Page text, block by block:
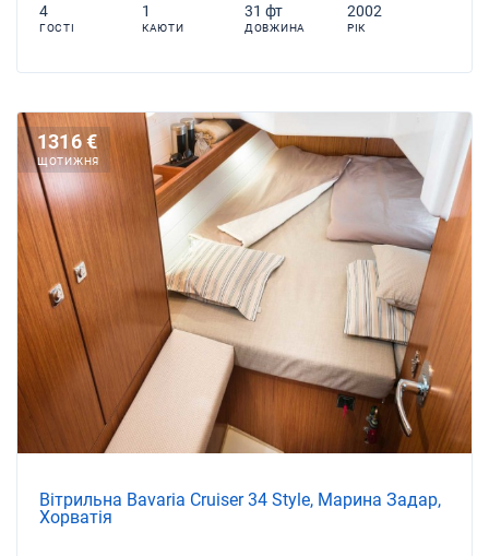
4
ГОСТІ
1
КАЮТИ
31 фт
ДОВЖИНА
2002
РІК
1316 €
ЩОТИЖНЯ
Вітрильна Bavaria Cruiser 34 Style, Марина Задар,
Хорватія